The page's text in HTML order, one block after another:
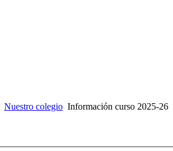
Nuestro colegio Información curso 2025-26